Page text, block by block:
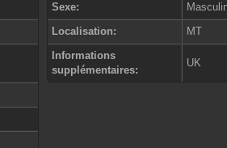
Sexe:
Localisation:
MT
Informations
supplémentaires:
UK